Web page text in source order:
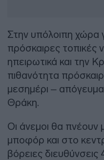
Στην υπόλοιπη χώρα
πρόσκαιρες τοπικές
ηπειρωτικά και την
πιθανότητα
μεσημέρι –
Θράκη.
Οι άνεμοι θα πνέουν
μποφόρ και στο
βόρειες